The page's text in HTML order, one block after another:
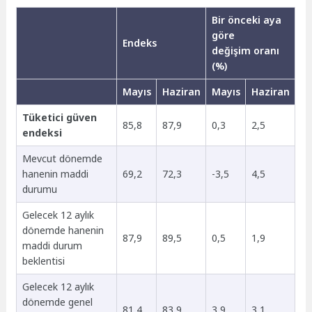
Endeks
Bir önceki aya
göre
değişim oranı
(%)
Mayıs
Haziran Mayıs
Haziran
Tüketici güven
endeksi
85,8 87,9 0,3 2,5
Mevcut dönemde
hanenin maddi
durumu
69,2 72,3 -3,5 4,5
Gelecek 12 aylık
dönemde hanenin
maddi durum
beklentisi
87,9 89,5 0,5 1,9
Gelecek 12 aylık
dönemde genel
81,4 83,9 3,9 3,1